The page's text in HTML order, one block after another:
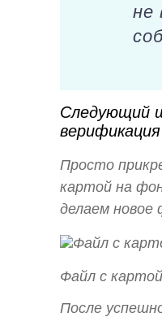
не
Следующий
Просто
картой на
делаем новое
Файл с
После